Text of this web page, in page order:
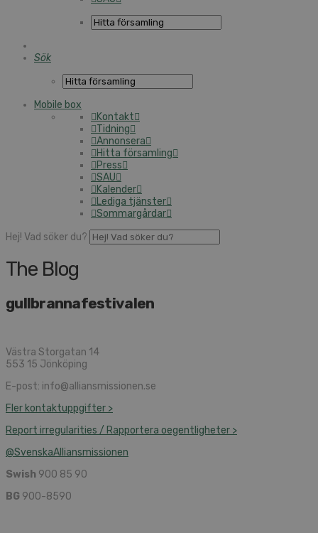
Sök
Mobile box
Kontakt
Tidning
Annonsera
Hitta församling
Press
SAU
Kalender
Lediga tjänster
Sommargårdar
Hej! Vad söker du?
The Blog
gullbrannafestivalen
Västra Storgatan 14
553 15 Jönköping
E-post: info@alliansmissionen.se
Fler kontaktuppgifter >
Report irregularities / Rapportera oegentligheter >
@SvenskaAlliansmissionen
Swish 900 85 90
BG 900-8590